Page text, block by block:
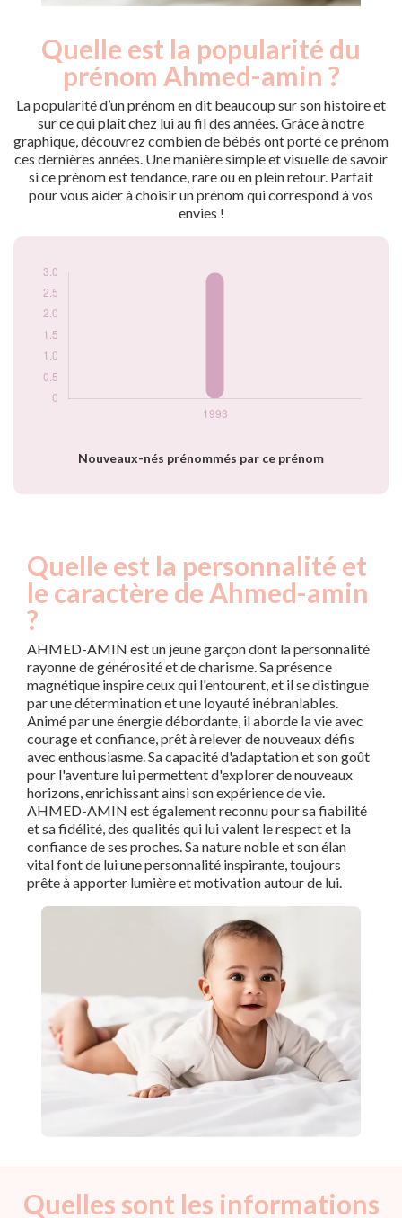
Quelle est la popularité du
prénom Ahmed-amin ?
La popularité d’un prénom en dit beaucoup sur son histoire et
sur ce qui plaît chez lui au fil des années. Grâce à notre
graphique, découvrez combien de bébés ont porté ce prénom
ces dernières années. Une manière simple et visuelle de savoir
si ce prénom est tendance, rare ou en plein retour. Parfait
pour vous aider à choisir un prénom qui correspond à vos
envies !
Nouveaux-nés prénommés par ce prénom
Popularité du
prénom Ahmed-
amin par année
Année
Nouveaux-
nés
Quelle est la personnalité et
le caractère de Ahmed-amin
?
AHMED-AMIN est un jeune garçon dont la personnalité
rayonne de générosité et de charisme. Sa présence
magnétique inspire ceux qui l'entourent, et il se distingue
par une détermination et une loyauté inébranlables.
Animé par une énergie débordante, il aborde la vie avec
courage et confiance, prêt à relever de nouveaux défis
avec enthousiasme. Sa capacité d'adaptation et son goût
pour l'aventure lui permettent d'explorer de nouveaux
horizons, enrichissant ainsi son expérience de vie.
AHMED-AMIN est également reconnu pour sa fiabilité
et sa fidélité, des qualités qui lui valent le respect et la
confiance de ses proches. Sa nature noble et son élan
vital font de lui une personnalité inspirante, toujours
prête à apporter lumière et motivation autour de lui.
Quelles sont les informations